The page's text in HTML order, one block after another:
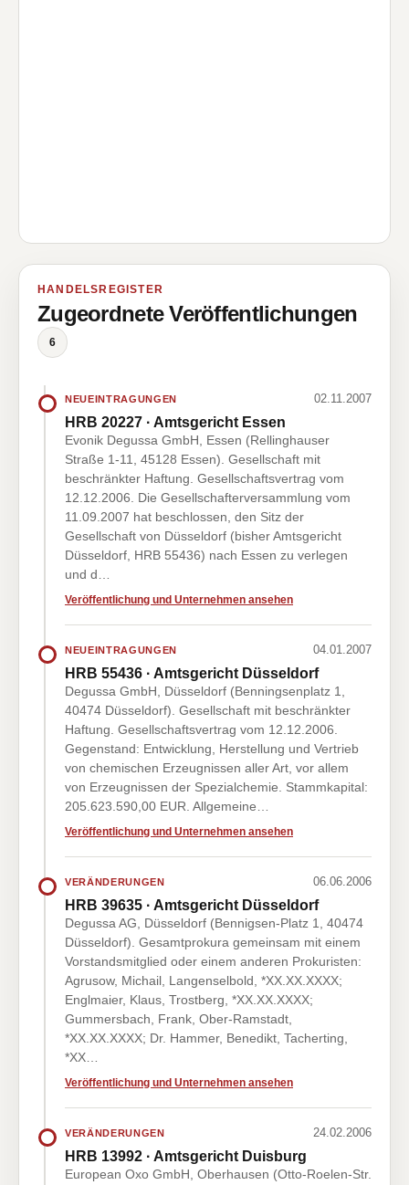
HANDELSREGISTER
Zugeordnete Veröffentlichungen
6
NEUEINTRAGUNGEN 02.11.2007
HRB 20227 · Amtsgericht Essen
Evonik Degussa GmbH, Essen (Rellinghauser
Straße 1-11, 45128 Essen). Gesellschaft mit
beschränkter Haftung. Gesellschaftsvertrag vom
12.12.2006. Die Gesellschafterversammlung vom
11.09.2007 hat beschlossen, den Sitz der
Gesellschaft von Düsseldorf (bisher Amtsgericht
Düsseldorf, HRB 55436) nach Essen zu verlegen
und d…
Veröffentlichung und Unternehmen ansehen
NEUEINTRAGUNGEN 04.01.2007
HRB 55436 · Amtsgericht Düsseldorf
Degussa GmbH, Düsseldorf (Benningsenplatz 1,
40474 Düsseldorf). Gesellschaft mit beschränkter
Haftung. Gesellschaftsvertrag vom 12.12.2006.
Gegenstand: Entwicklung, Herstellung und Vertrieb
von chemischen Erzeugnissen aller Art, vor allem
von Erzeugnissen der Spezialchemie. Stammkapital:
205.623.590,00 EUR. Allgemeine…
Veröffentlichung und Unternehmen ansehen
VERÄNDERUNGEN 06.06.2006
HRB 39635 · Amtsgericht Düsseldorf
Degussa AG, Düsseldorf (Bennigsen-Platz 1, 40474
Düsseldorf). Gesamtprokura gemeinsam mit einem
Vorstandsmitglied oder einem anderen Prokuristen:
Agrusow, Michail, Langenselbold, *XX.XX.XXXX;
Englmaier, Klaus, Trostberg, *XX.XX.XXXX;
Gummersbach, Frank, Ober-Ramstadt,
*XX.XX.XXXX; Dr. Hammer, Benedikt, Tacherting,
*XX…
Veröffentlichung und Unternehmen ansehen
VERÄNDERUNGEN 24.02.2006
HRB 13992 · Amtsgericht Duisburg
European Oxo GmbH, Oberhausen (Otto-Roelen-Str.